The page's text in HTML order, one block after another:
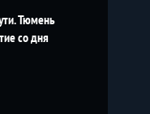
Тюмень
со дня